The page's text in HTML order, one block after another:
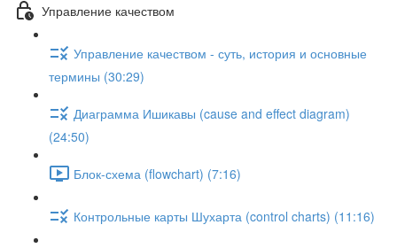
Управление качеством
Управление качеством - суть, история и основные
термины (30:29)
Диаграмма Ишикавы (cause and effect diagram)
(24:50)
Блок-схема (flowchart) (7:16)
Контрольные карты Шухарта (control charts) (11:16)